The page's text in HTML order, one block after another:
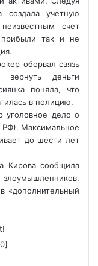
создала учетную
счет
так и не
оборвал связь
деньги
поняла, что
в полицию.
уголовное дело о
РФ). Максимальное
до шести лет
Кирова сообщила
«дополнительный
0]